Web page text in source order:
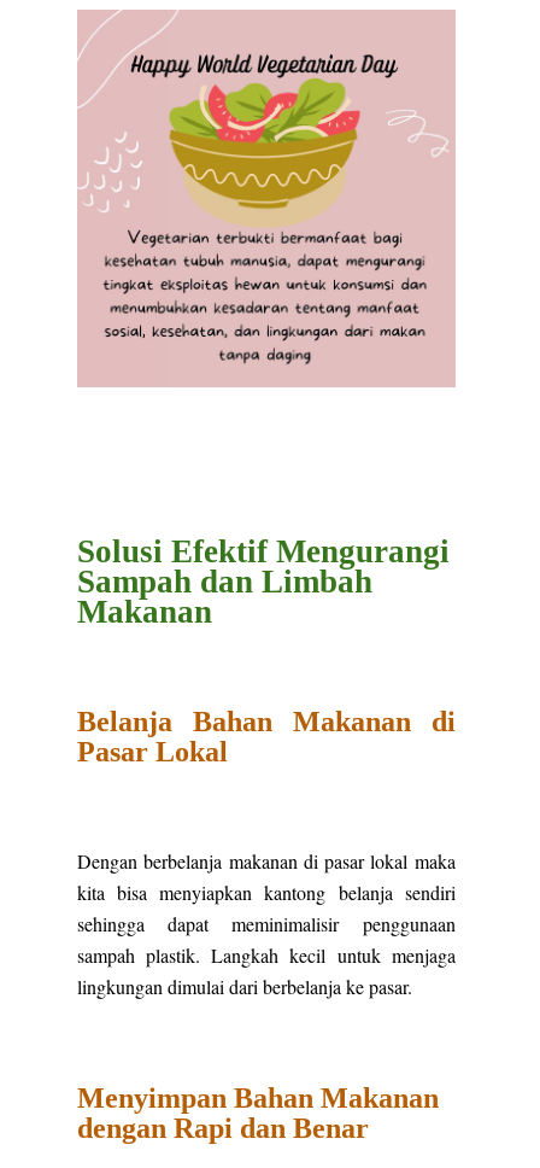
Solusi Efektif Mengurangi
Sampah dan Limbah
Makanan
Belanja Bahan Makanan di
Pasar Lokal
Dengan berbelanja makanan di pasar lokal maka
kita bisa menyiapkan kantong belanja sendiri
sehingga dapat meminimalisir penggunaan
sampah plastik. Langkah kecil untuk menjaga
lingkungan dimulai dari berbelanja ke pasar.
Menyimpan Bahan Makanan
dengan Rapi dan Benar